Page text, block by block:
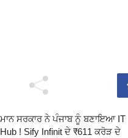
ਮਾਨ ਸਰਕਾਰ ਨੇ ਪੰਜਾਬ ਨੂੰ ਬਣਾਇਆ IT
Hub ! Sify Infinit ਦੇ ₹611 ਕਰੋੜ ਦੇ